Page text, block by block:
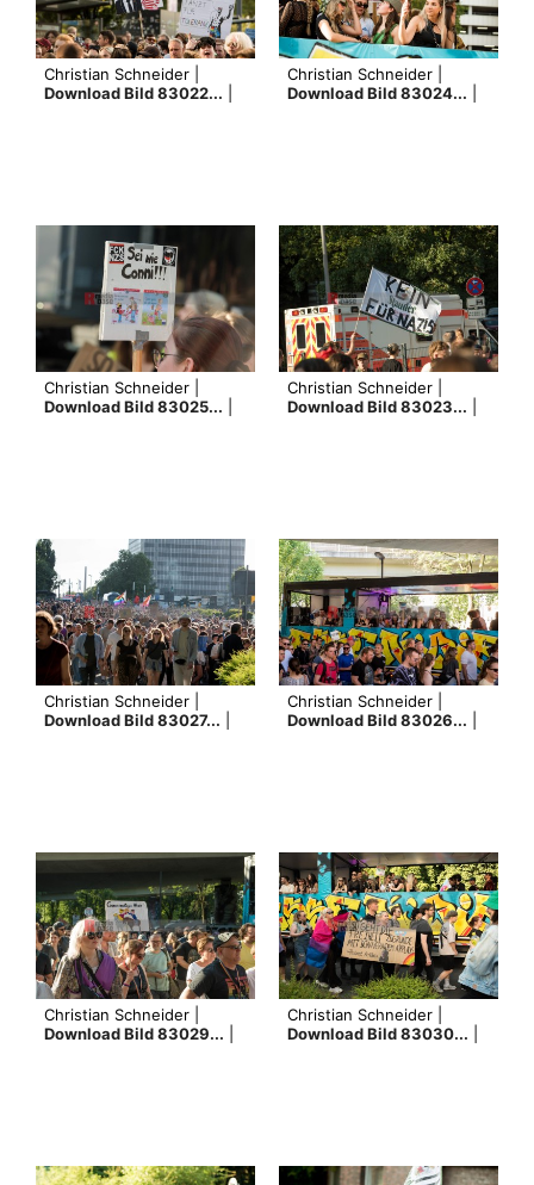
Christian Schneider |
Download Bild 83022...
Christian Schneider |
Download Bild 83024...
Christian Schneider |
Download Bild 83025...
Christian Schneider |
Download Bild 83023...
Christian Schneider |
Download Bild 83027...
Christian Schneider |
Download Bild 83026...
Christian Schneider |
Download Bild 83029...
Christian Schneider |
Download Bild 83030...